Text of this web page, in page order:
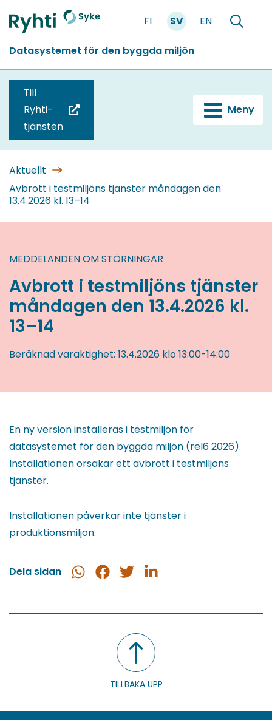
till
Förstasidan
FI SV EN
Söka
Datasystemet för den byggda miljön
Till
Ryhti-
tjänsten
blir
omdirigerad
till
en
annan
tjänst)
Meny
Aktuellt
Avbrott i testmiljöns tjänster måndagen den
13.4.2026 kl. 13–14
MEDDELANDEN OM STÖRNINGAR
Avbrott i testmiljöns tjänster
måndagen den 13.4.2026 kl.
13–14
Beräknad varaktighet: 13.4.2026 klo 13:00-14:00
En ny version installeras i testmiljön för
datasystemet för den byggda miljön (rel6 2026).
Installationen orsakar ett avbrott i testmiljöns
tjänster.
Installationen påverkar inte tjänster i
produktionsmiljön.
Dela sidan
Dela
Dela
Dela
Dela
TILLBAKA UPP